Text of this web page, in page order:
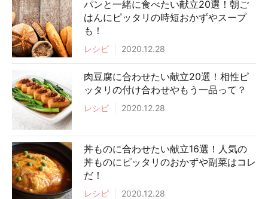
パンと一緒に食べたい献立20選！朝ご
はんにピッタリの時短おかずやスープ
も！
レシピ 2020.12.28
肉豆腐に合わせたい献立20選！相性ピ
ッタリの付け合わせやもう一品って？
レシピ 2020.12.28
丼ものに合わせたい献立16選！人気の
丼ものにピッタリのおかずや副菜はコレ
だ！
レシピ 2020.12.28